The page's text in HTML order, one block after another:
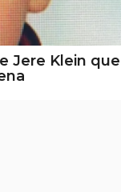
Jere Klein que